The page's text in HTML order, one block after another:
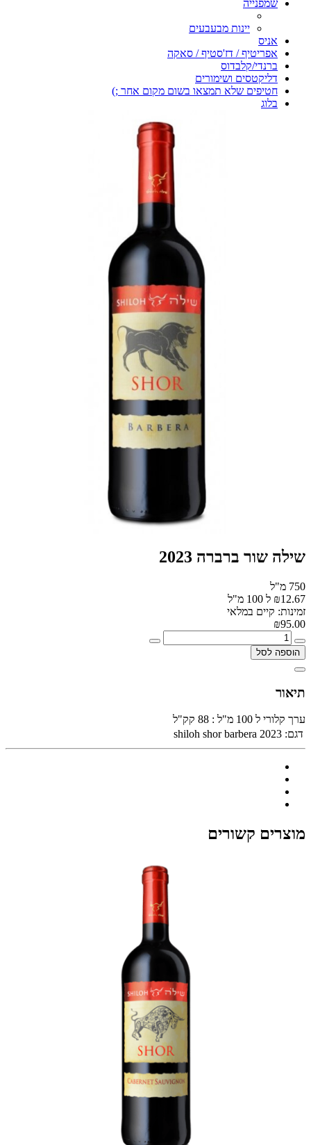
שמפנייה
יינות מבעבעים
אניס
אפריטיף / דז'סטיף / סאקה
ברנדי/קלבדוס
דליקטסים ושימורים
חטיפים שלא תמצאו בשום מקום אחר ;)
בלוג
שילה שור ברברה 2023
750 מ"ל
₪12.67 ל 100 מ"ל
זמינות: קיים במלאי
₪95.00
הוספה לסל
תיאור
ערך קלורי ל 100 מ"ל : 88 קק"ל
דגם: shiloh shor barbera 2023
מוצרים קשורים